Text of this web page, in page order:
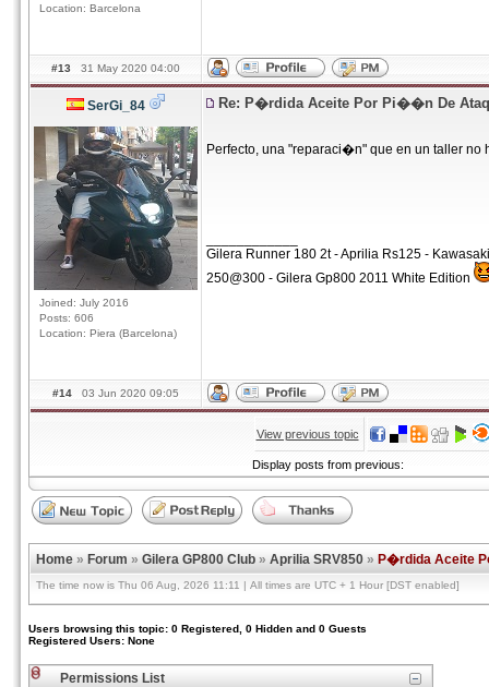
Location: Barcelona
#13 31 May 2020 04:00
SerGi_84
Joined: July 2016
Posts: 606
Location: Piera (Barcelona)
Re: P�rdida Aceite Por Pi��n De
Perfecto, una "reparaci�n" que en un taller
Gilera Runner 180 2t - Aprilia Rs125 -
250@300 - Gilera Gp800 2011 White Edition
#14 03 Jun 2020 09:05
View previous topic
Display posts from previous:
Home » Forum » Gilera GP800 Club » Aprilia SRV850 » P�rdida Aceite
The time now is Thu 06 Aug, 2026 11:11 | All times are UTC + 1 Hour [DST enabled]
Users browsing this topic: 0 Registered, 0 Hidden and 0 Guests
Registered Users: None
Permissions List